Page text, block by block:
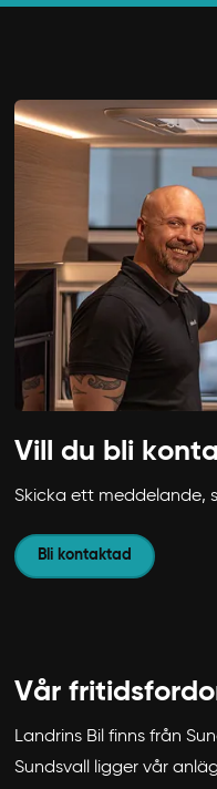
Vill du bli
Skicka ett meddelande,
Bli kontaktad
Vår
Landrins Bil finns från
Sundsvall ligger vår